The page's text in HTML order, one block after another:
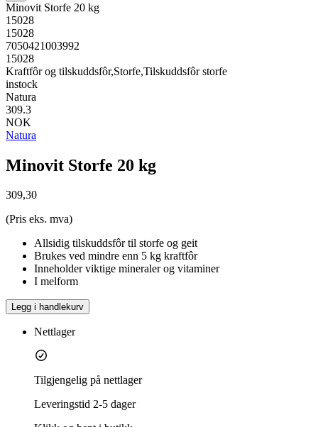
Minovit Storfe 20 kg
15028
15028
7050421003992
15028
Kraftfôr og tilskuddsfôr,Storfe,Tilskuddsfôr storfe
instock
Natura
309.3
NOK
Natura
Minovit Storfe 20 kg
309,30
(Pris eks. mva)
Allsidig tilskuddsfôr til storfe og geit
Brukes ved mindre enn 5 kg kraftfôr
Inneholder viktige mineraler og vitaminer
I melform
Legg i handlekurv
Nettlager
Tilgjengelig på nettlager
Leveringstid 2-5 dager